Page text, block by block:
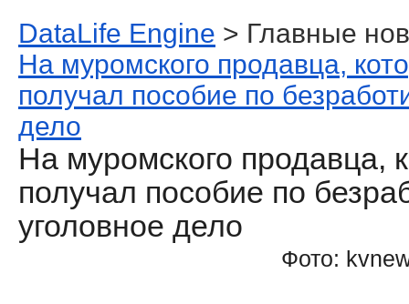
DataLife Engine > Главные
На муромского продавца,
получал пособие по
дело
На муромского продавца,
получал пособие по
уголовное дело
Фото: